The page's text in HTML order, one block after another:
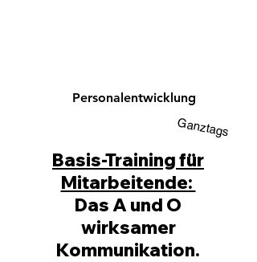
Personalentwicklung
Ganztags
Basis-Training für
Mitarbeitende:
Das A und O
wirksamer
Kommunikation.